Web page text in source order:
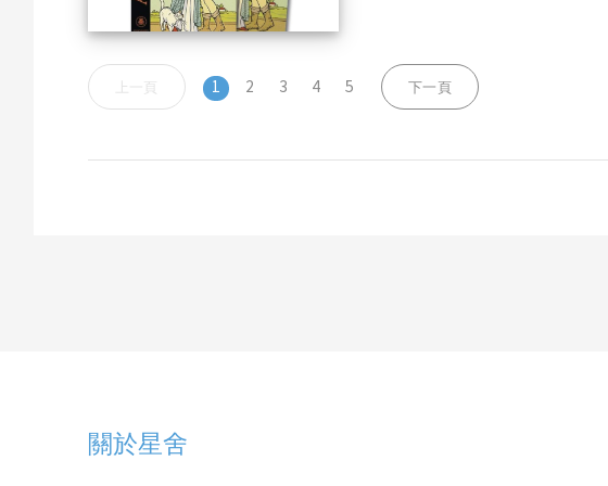
上一頁 1 2 3 4 5 下一頁
關於星舍